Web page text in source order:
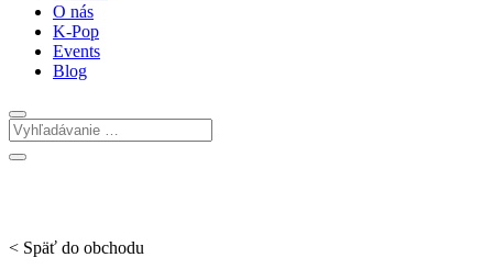
O nás
K-Pop
Events
Blog
< Späť do obchodu